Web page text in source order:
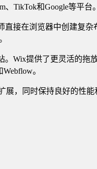
TikTok和Google等平台。
接在浏览器中创建复杂
提供了更灵活的拖放
。
展，同时保持良好的性能